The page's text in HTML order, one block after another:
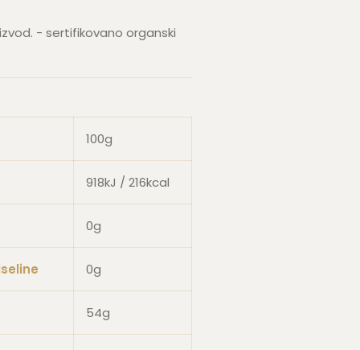
- sertifikovano organski
100g
918kJ / 216kcal
0g
0g
54g